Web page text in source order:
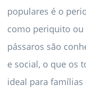
populares é o
como periquito ou
pássaros são
e social, o que os
ideal para